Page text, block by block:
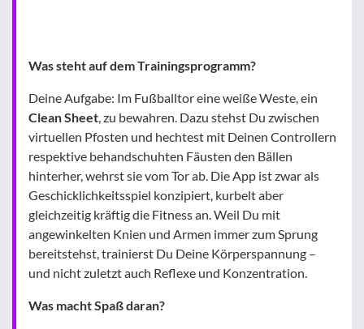
Was steht auf dem Trainingsprogramm?
Deine Aufgabe: Im Fußballtor eine weiße Weste, ein
Clean Sheet , zu bewahren. Dazu stehst Du zwischen
virtuellen Pfosten und hechtest mit Deinen Controllern
respektive behandschuhten Fäusten den Bällen
hinterher, wehrst sie vom Tor ab. Die App ist zwar als
Geschicklichkeitsspiel konzipiert, kurbelt aber
gleichzeitig kräftig die Fitness an. Weil Du mit
angewinkelten Knien und Armen immer zum Sprung
bereitstehst, trainierst Du Deine Körperspannung –
und nicht zuletzt auch Reflexe und Konzentration.
Was macht Spaß daran?